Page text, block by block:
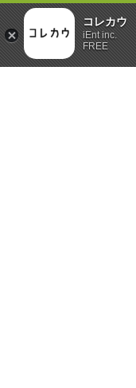
コレカウ
iEnt inc.
FREE